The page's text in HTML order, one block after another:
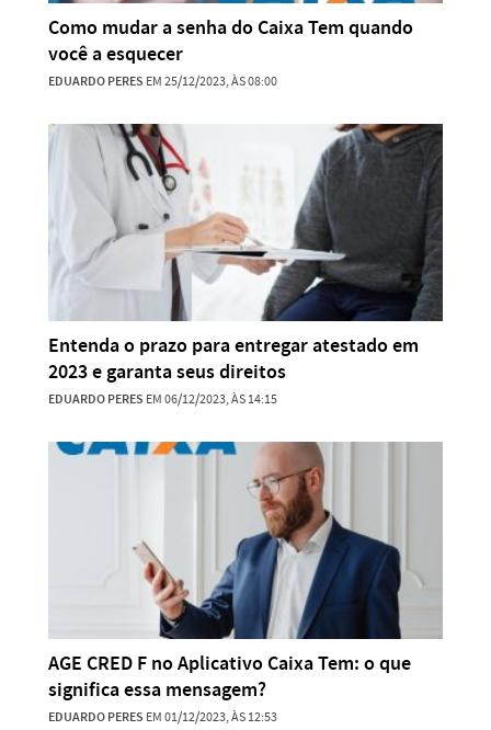
Como mudar a senha do Caixa Tem quando
você a esquecer
EDUARDO PERES EM 25/12/2023, ÀS 08:00
Entenda o prazo para entregar atestado em
2023 e garanta seus direitos
EDUARDO PERES EM 06/12/2023, ÀS 14:15
AGE CRED F no Aplicativo Caixa Tem: o que
significa essa mensagem?
EDUARDO PERES EM 01/12/2023, ÀS 12:53